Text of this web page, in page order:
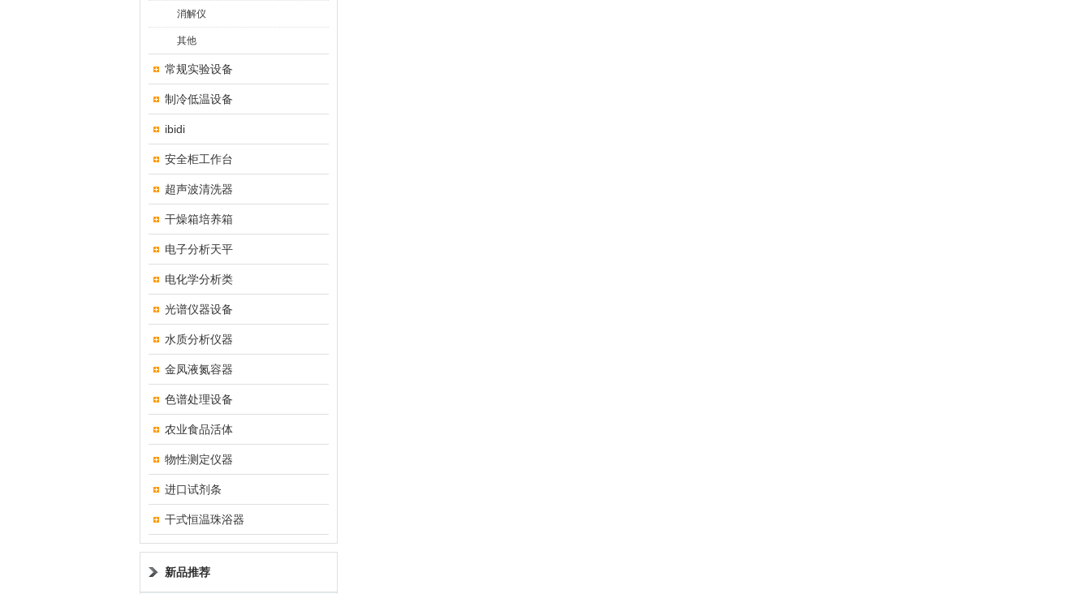
消解仪
其他
常规实验设备
制冷低温设备
ibidi
安全柜工作台
超声波清洗器
干燥箱培养箱
电子分析天平
电化学分析类
光谱仪器设备
水质分析仪器
金凤液氮容器
色谱处理设备
农业食品活体
物性测定仪器
进口试剂条
干式恒温珠浴器
新品推荐